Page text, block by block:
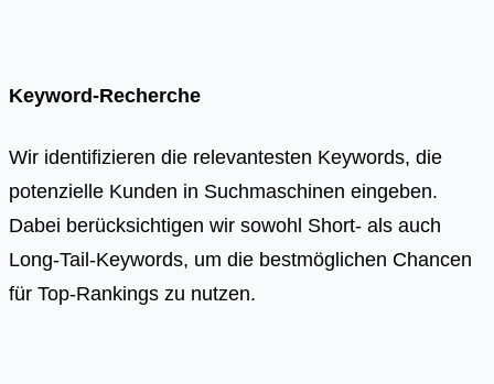
Keyword-Recherche
Wir identifizieren die relevantesten Keywords, die
potenzielle Kunden in Suchmaschinen eingeben.
Dabei berücksichtigen wir sowohl Short- als auch
Long-Tail-Keywords, um die bestmöglichen Chancen
für Top-Rankings zu nutzen.